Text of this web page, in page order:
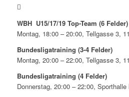
WBH U15/17/19 Top-Team (6 Felder)
Montag, 18:00 – 20:00, Tellgasse 3,
Bundesligatraining (3-4 Felder)
Montag, 20:00 – 22:00, Tellgasse 3,
Bundesligatraining (4 Felder)
Donnerstag, 20:00 – 22:00,